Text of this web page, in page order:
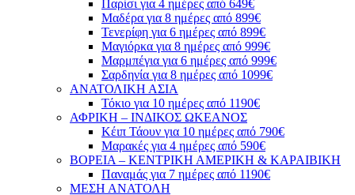
Παρίσι για 4 ημέρες από 649€
Μαδέρα για 8 ημέρες από 899€
Τενερίφη για 6 ημέρες από 899€
Μαγιόρκα για 8 ημέρες από 999€
Μαρμπέγια για 6 ημέρες από 999€
Σαρδηνία για 8 ημέρες από 1099€
ΑΝΑΤΟΛΙΚΗ ΑΣΙΑ
Τόκιο για 10 ημέρες από 1190€
ΑΦΡΙΚΗ – ΙΝΔΙΚΟΣ ΩΚΕΑΝΟΣ
Κέιπ Τάουν για 10 ημέρες από 790€
Μαρακές για 4 ημέρες από 590€
ΒΟΡΕΙΑ – ΚΕΝΤΡΙΚΗ ΑΜΕΡΙΚΗ & ΚΑΡΑΙΒΙΚΗ
Παναμάς για 7 ημέρες από 1190€
ΜΕΣΗ ΑΝΑΤΟΛΗ